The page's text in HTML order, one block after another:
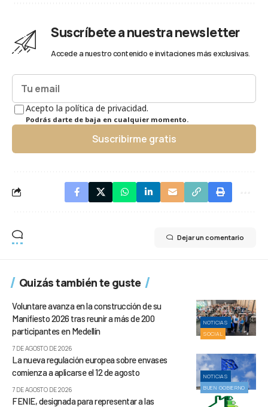
Suscríbete a nuestra newsletter
Accede a nuestro contenido e invitaciones más exclusivas.
Acepto la política de privacidad.
Podrás darte de baja en cualquier momento.
Suscribirme gratis
Dejar un comentario
Quizás también te guste
NOTICIAS
SOCIAL
Voluntare avanza en la construcción de su
Manifiesto 2026 tras reunir a más de 200
participantes en Medellín
7 DE AGOSTO DE 2026
NOTICIAS
BUEN GOBIERNO
La nueva regulación europea sobre envases
comienza a aplicarse el 12 de agosto
7 DE AGOSTO DE 2026
FENIE, designada para representar a las